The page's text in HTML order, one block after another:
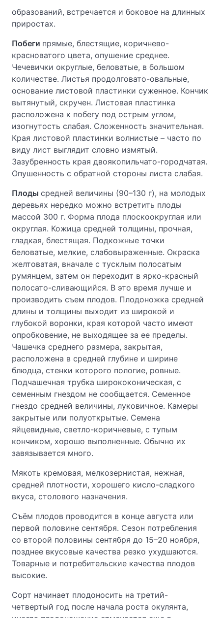
образований, встречается и боковое на длинных
приростах.
Побеги прямые, блестящие, коричнево-
красноватого цвета, опушение среднее.
Чечевички округлые, беловатые, в большом
количестве. Листья продолговато-овальные,
основание листовой пластинки суженное. Кончик
вытянутый, скручен. Листовая пластинка
расположена к побегу под острым углом,
изогнутость слабая. Сложенность значительная.
Края листовой пластинки волнистые – часто по
виду лист выглядит словно измятый.
Зазубренность края двоякопильчато-городчатая.
Опушенность с обратной стороны листа слабая.
Плоды средней величины (90–130 г), на молодых
деревьях нередко можно встретить плоды
массой 300 г. Форма плода плоскоокруглая или
округлая. Кожица средней толщины, прочная,
гладкая, блестящая. Подкожные точки
беловатые, мелкие, слабовыраженные. Окраска
желтоватая, вначале с тусклым полосатым
румянцем, затем он переходит в ярко-красный
полосато-сливающийся. В это время лучше и
производить съем плодов. Плодоножка средней
длины и толщины выходит из широкой и
глубокой воронки, края которой часто имеют
опробковение, не выходящее за ее пределы.
Чашечка среднего размера, закрытая,
расположена в средней глубине и ширине
блюдца, стенки которого пологие, ровные.
Подчашечная трубка ширококоническая, с
семенным гнездом не сообщается. Семенное
гнездо средней величины, луковичное. Камеры
закрытые или полуоткрытые. Семена
яйцевидные, светло-коричневые, с тупым
кончиком, хорошо выполненные. Обычно их
завязывается много.
Мякоть кремовая, мелкозернистая, нежная,
средней плотности, хорошего кисло-сладкого
вкуса, столового назначения.
Съём плодов проводится в конце августа или
первой половине сентября. Сезон потребления
со второй половины сентября до 15–20 ноября,
позднее вкусовые качества резко ухудшаются.
Товарные и потребительские качества плодов
высокие.
Сорт начинает плодоносить на третий-
четвертый год после начала роста окулянта,